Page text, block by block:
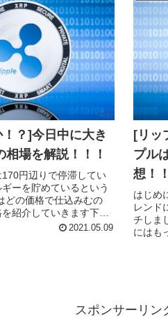
？]今日中に大き
場を解説！！！
円辺りで停滞してい
ーを貯めているという
どの価格で仕込みむの
紹介していきます下落
2021.05.09
[リッ
プル
想！
はじめ
レンド
チしま
にはも
スポンサーリン